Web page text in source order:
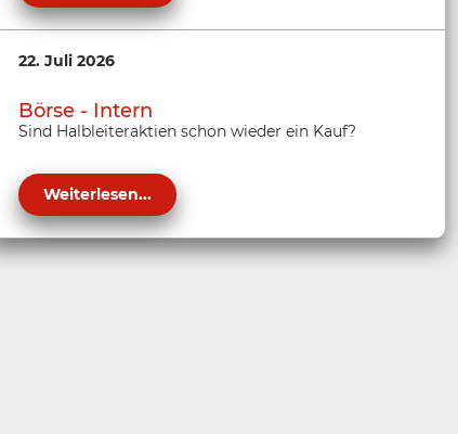
22. Juli 2026
Börse - Intern
Sind Halbleiteraktien schon wieder ein Kauf?
Weiterlesen...